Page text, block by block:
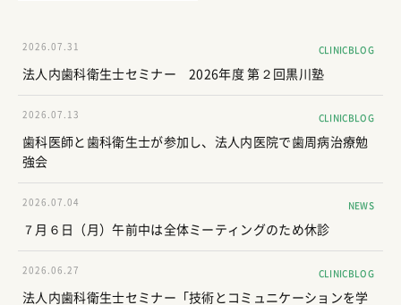
2026.07.31
法人内歯科衛生士セミナー 2026年度 第２回黒川塾
CLINICBLOG
2026.07.13
歯科医師と歯科衛生士が参加し、法人内医院で歯周病治療勉
強会
CLINICBLOG
2026.07.04
７月６日（月）午前中は全体ミーティングのため休診
NEWS
2026.06.27
法人内歯科衛生士セミナー「技術とコミュニケーションを学
CLINICBLOG